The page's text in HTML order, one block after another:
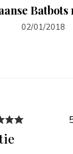
Batbots
02/01/2018